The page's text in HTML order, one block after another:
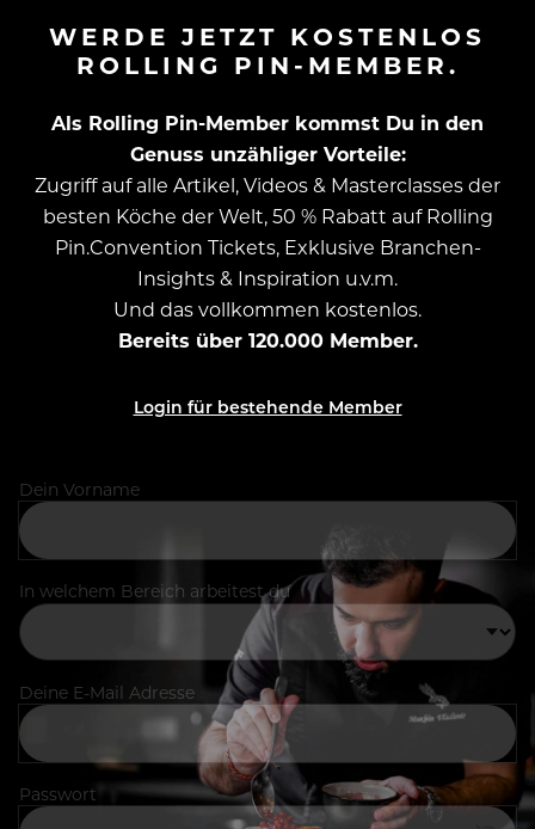
WERDE JETZT KOSTENLOS
ROLLING PIN-MEMBER.
Als Rolling Pin-Member kommst Du in den
Genuss unzähliger Vorteile:
Zugriff auf alle Artikel, Videos & Masterclasses der
besten Köche der Welt, 50 % Rabatt auf Rolling
Pin.Convention Tickets, Exklusive Branchen-
Insights & Inspiration u.v.m.
Und das vollkommen kostenlos.
Bereits über 120.000 Member.
Login für bestehende Member
Dein Vorname
In welchem Bereich arbeitest du
Deine E-Mail Adresse
Passwort